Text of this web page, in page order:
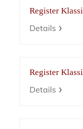
Register
Details
Register
Details